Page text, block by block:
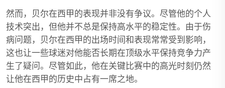
然而，贝尔在西甲的表现并非没有争议。尽管他的个人
技术突出，但他并不总是保持高水平的稳定性。由于伤
病问题，贝尔在西甲的出场时间和表现常常受到影响，
这也让一些球迷对他能否长期在顶级水平保持竞争力产
生了疑问。尽管如此，他在关键比赛中的高光时刻仍然
让他在西甲的历史中占有一席之地。